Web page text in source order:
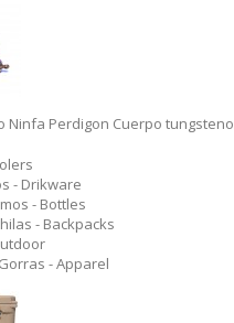
Ninfa Perdigon Cuerpo tungsteno
- Drikware
- Bottles
- Backpacks
- Apparel